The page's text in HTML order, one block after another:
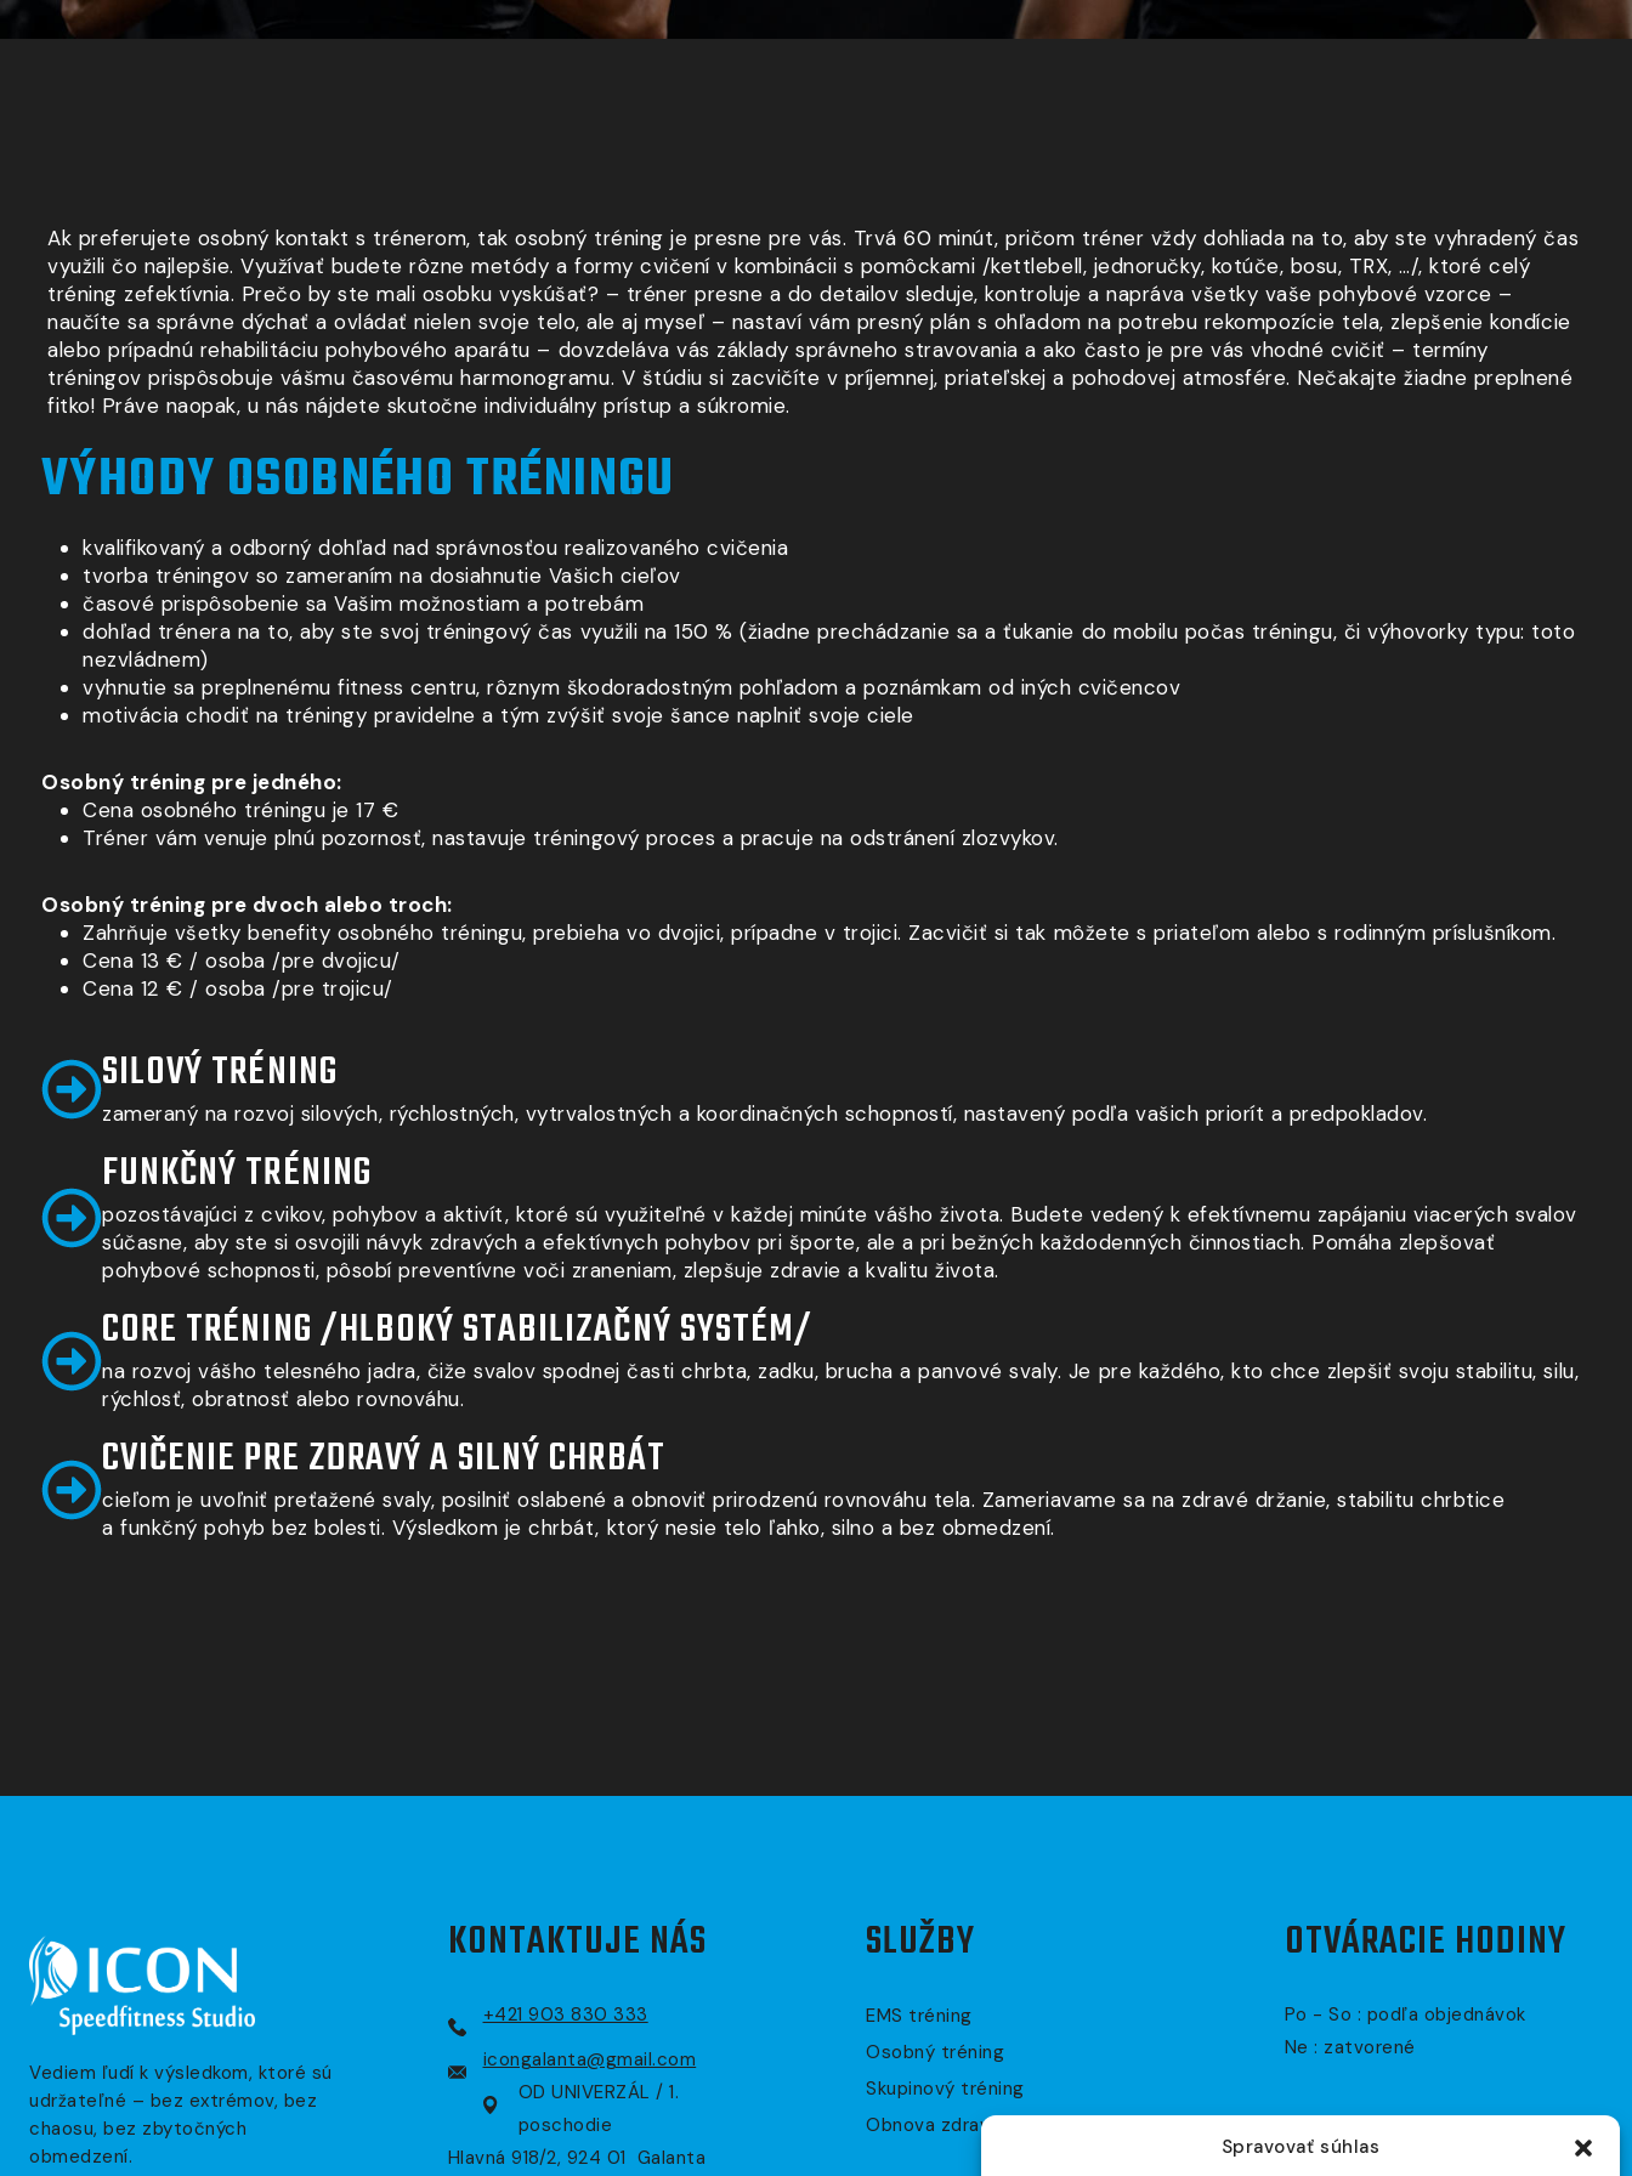
Spravovať súhlas
Ak preferujete osobný kontakt s trénerom, tak osobný tréning je presne pre vás. Trvá 60 minút, pričom tréner vždy dohliada na to, aby ste vyhradený čas
využili čo najlepšie. Využívať budete rôzne metódy a formy cvičení v kombinácii s pomôckami /kettlebell, jednoručky, kotúče, bosu, TRX, …/, ktoré celý
tréning zefektívnia. Prečo by ste mali osobku vyskúšať? – tréner presne a do detailov sleduje, kontroluje a napráva všetky vaše pohybové vzorce –
naučíte sa správne dýchať a ovládať nielen svoje telo, ale aj myseľ – nastaví vám presný plán s ohľadom na potrebu rekompozície tela, zlepšenie kondície
alebo prípadnú rehabilitáciu pohybového aparátu – dovzdeláva vás základy správneho stravovania a ako často je pre vás vhodné cvičiť – termíny
tréningov prispôsobuje vášmu časovému harmonogramu. V štúdiu si zacvičíte v príjemnej, priateľskej a pohodovej atmosfére. Nečakajte žiadne preplnené
fitko! Práve naopak, u nás nájdete skutočne individuálny prístup a súkromie.
VÝHODY OSOBNÉHO TRÉNINGU
kvalifikovaný a odborný dohľad nad správnosťou realizovaného cvičenia
tvorba tréningov so zameraním na dosiahnutie Vašich cieľov
časové prispôsobenie sa Vašim možnostiam a potrebám
dohľad trénera na to, aby ste svoj tréningový čas využili na 150 % (žiadne prechádzanie sa a ťukanie do mobilu počas tréningu, či výhovorky typu: toto
nezvládnem)
vyhnutie sa preplnenému fitness centru, rôznym škodoradostným pohľadom a poznámkam od iných cvičencov
motivácia chodiť na tréningy pravidelne a tým zvýšiť svoje šance naplniť svoje ciele
Osobný tréning pre jedného:
Cena osobného tréningu je 17 €
Tréner vám venuje plnú pozornosť, nastavuje tréningový proces a pracuje na odstránení zlozvykov.
Osobný tréning pre dvoch alebo troch:
Zahrňuje všetky benefity osobného tréningu, prebieha vo dvojici, prípadne v trojici. Zacvičiť si tak môžete s priateľom alebo s rodinným príslušníkom.
Cena 13 € / osoba /pre dvojicu/
Cena 12 € / osoba /pre trojicu/
SILOVÝ TRÉNING
zameraný na rozvoj silových, rýchlostných, vytrvalostných a koordinačných schopností, nastavený podľa vašich priorít a predpokladov.
FUNKČNÝ TRÉNING
pozostávajúci z cvikov, pohybov a aktivít, ktoré sú využiteľné v každej minúte vášho života. Budete vedený k efektívnemu zapájaniu viacerých svalov
súčasne, aby ste si osvojili návyk zdravých a efektívnych pohybov pri športe, ale a pri bežných každodenných činnostiach. Pomáha zlepšovať
pohybové schopnosti, pôsobí preventívne voči zraneniam, zlepšuje zdravie a kvalitu života.
CORE TRÉNING /HLBOKÝ STABILIZAČNÝ SYSTÉM/
na rozvoj vášho telesného jadra, čiže svalov spodnej časti chrbta, zadku, brucha a panvové svaly. Je pre každého, kto chce zlepšiť svoju stabilitu, silu,
rýchlosť, obratnosť alebo rovnováhu.
CVIČENIE PRE ZDRAVÝ A SILNÝ CHRBÁT
cieľom je uvoľniť preťažené svaly, posilniť oslabené a obnoviť prirodzenú rovnováhu tela. Zameriavame sa na zdravé držanie, stabilitu chrbtice
a funkčný pohyb bez bolesti. Výsledkom je chrbát, ktorý nesie telo ľahko, silno a bez obmedzení.
Vediem ľudí k výsledkom, ktoré sú
udržateľné – bez extrémov, bez
chaosu, bez zbytočných
obmedzení.
KONTAKTUJE NÁS
+421 903 830 333
icongalanta@gmail.com
OD UNIVERZÁL / 1.
poschodie
Hlavná 918/2, 924 01 Galanta
SLUŽBY
EMS tréning
Osobný tréning
Skupinový tréning
Obnova zdravia
OTVÁRACIE HODINY
Po - So : podľa objednávok
Ne : zatvorené